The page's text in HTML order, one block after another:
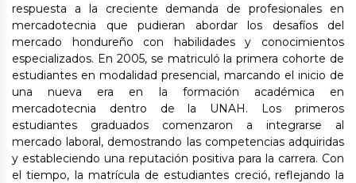
respuesta a la creciente demanda de profesionales en
mercadotecnia que pudieran abordar los desafíos del
mercado hondureño con habilidades y conocimientos
especializados. En 2005, se matriculó la primera cohorte de
estudiantes en modalidad presencial, marcando el inicio de
una nueva era en la formación académica en
mercadotecnia dentro de la UNAH. Los primeros
estudiantes graduados comenzaron a integrarse al
mercado laboral, demostrando las competencias adquiridas
y estableciendo una reputación positiva para la carrera. Con
el tiempo, la matrícula de estudiantes creció, reflejando la